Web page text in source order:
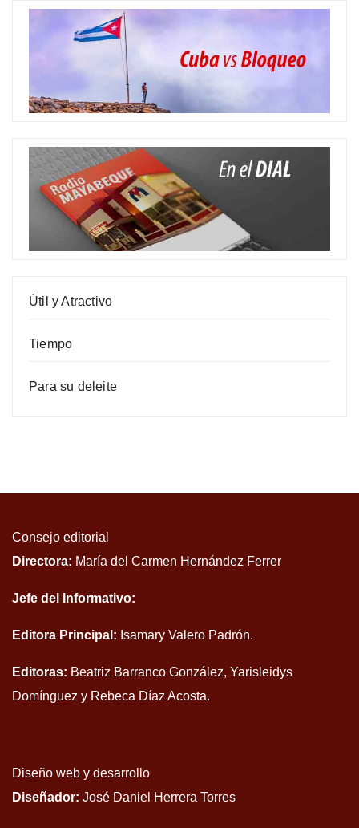
Útil y Atractivo
Tiempo
Para su deleite
Consejo editorial
Directora: María del Carmen Hernández Ferrer
Jefe del Informativo:
Editora Principal: Isamary Valero Padrón.
Editoras: Beatriz Barranco González, Yarisleidys
Domínguez y Rebeca Díaz Acosta.
Diseño web y desarrollo
Diseñador: José Daniel Herrera Torres